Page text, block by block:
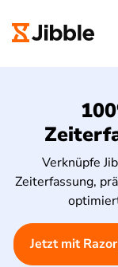
Verknüpfe
Zeiterfassung,
Jetzt mit